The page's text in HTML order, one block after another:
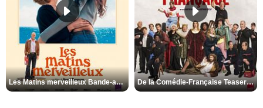
Les Matins merveilleux Bande-annonce VF De la Comédie-Française Teaser VF